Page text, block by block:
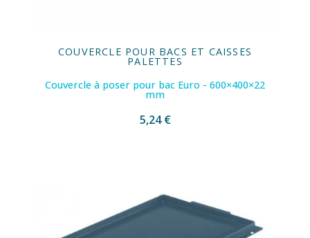
COUVERCLE POUR BACS ET CAISSES
PALETTES
Couvercle à poser pour bac Euro - 600×400×22
mm
5,24 €